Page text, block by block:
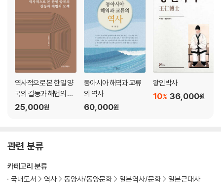
역사적으로 본 한일 양
국의 갈등과 해법의 모
색
25,000원
동아시아 해역과 교류
의 역사
60,000원
왕인박사
36,000원
10%
관련 분류
카테고리 분류
국내도서
역사 동양사/동양문화 일본역사/문화 일본근대사